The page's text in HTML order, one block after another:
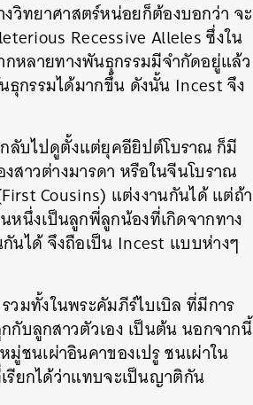
วิทยาศาสตร์หน่อยก็ต้องบอกว่า จะ
Recessive Alleles ซึ่งใน
หลายทางพันธุกรรมมีจำกัดอยู่แล้ว
กรรมได้มากขึ้น ดังนั้น Incest จึง
ลับไปดูตั้งแต่ยุคอียิปต์โบราณ ก็มี
าวต่างมารดา หรือในจีนโบราณ
Cousins) แต่งงานกันได้ แต่ถ้า
นึ่งเป็นลูกพี่ลูกน้องที่เกิดจากทาง
นได้ จึงถือเป็น Incest แบบห่างๆ
วมทั้งในพระคัมภีร์ไบเบิล ที่มีการ
กับลูกสาวตัวเอง เป็นต้น นอกจากนี้
ชนเผ่าอินคาของเปรู ชนเผ่าใน
รียกได้ว่าแทบจะเป็นญาติกัน